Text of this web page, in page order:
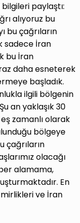
paylaştı:
alıyoruz bu
bu çağrıların
sadece İran
bu İran
daha esneterek
başladık.
ilgili bölgenin
an yaklaşık 30
zamanlı olarak
bölgeye
çağrıların
olacağı
alamama,
En
ve İran